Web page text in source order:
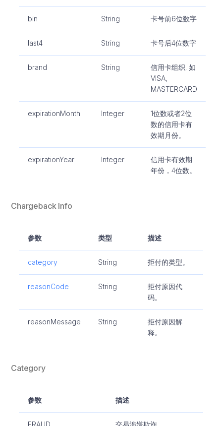
bin String 卡号前6位数字
last4 String 卡号后4位数字
brand String
信用卡组织. 如
VISA,
MASTERCARD
expirationMonth Integer
1位数或者2位
数的信用卡有
效期月份。
expirationYear Integer
信用卡有效期
年份，4位数。
Chargeback Info
参数 类型 描述
category String 拒付的类型。
reasonCode String
拒付原因代
码。
reasonMessage String
拒付原因解
释。
Category
参数 描述
FRAUD 交易涉嫌欺诈。